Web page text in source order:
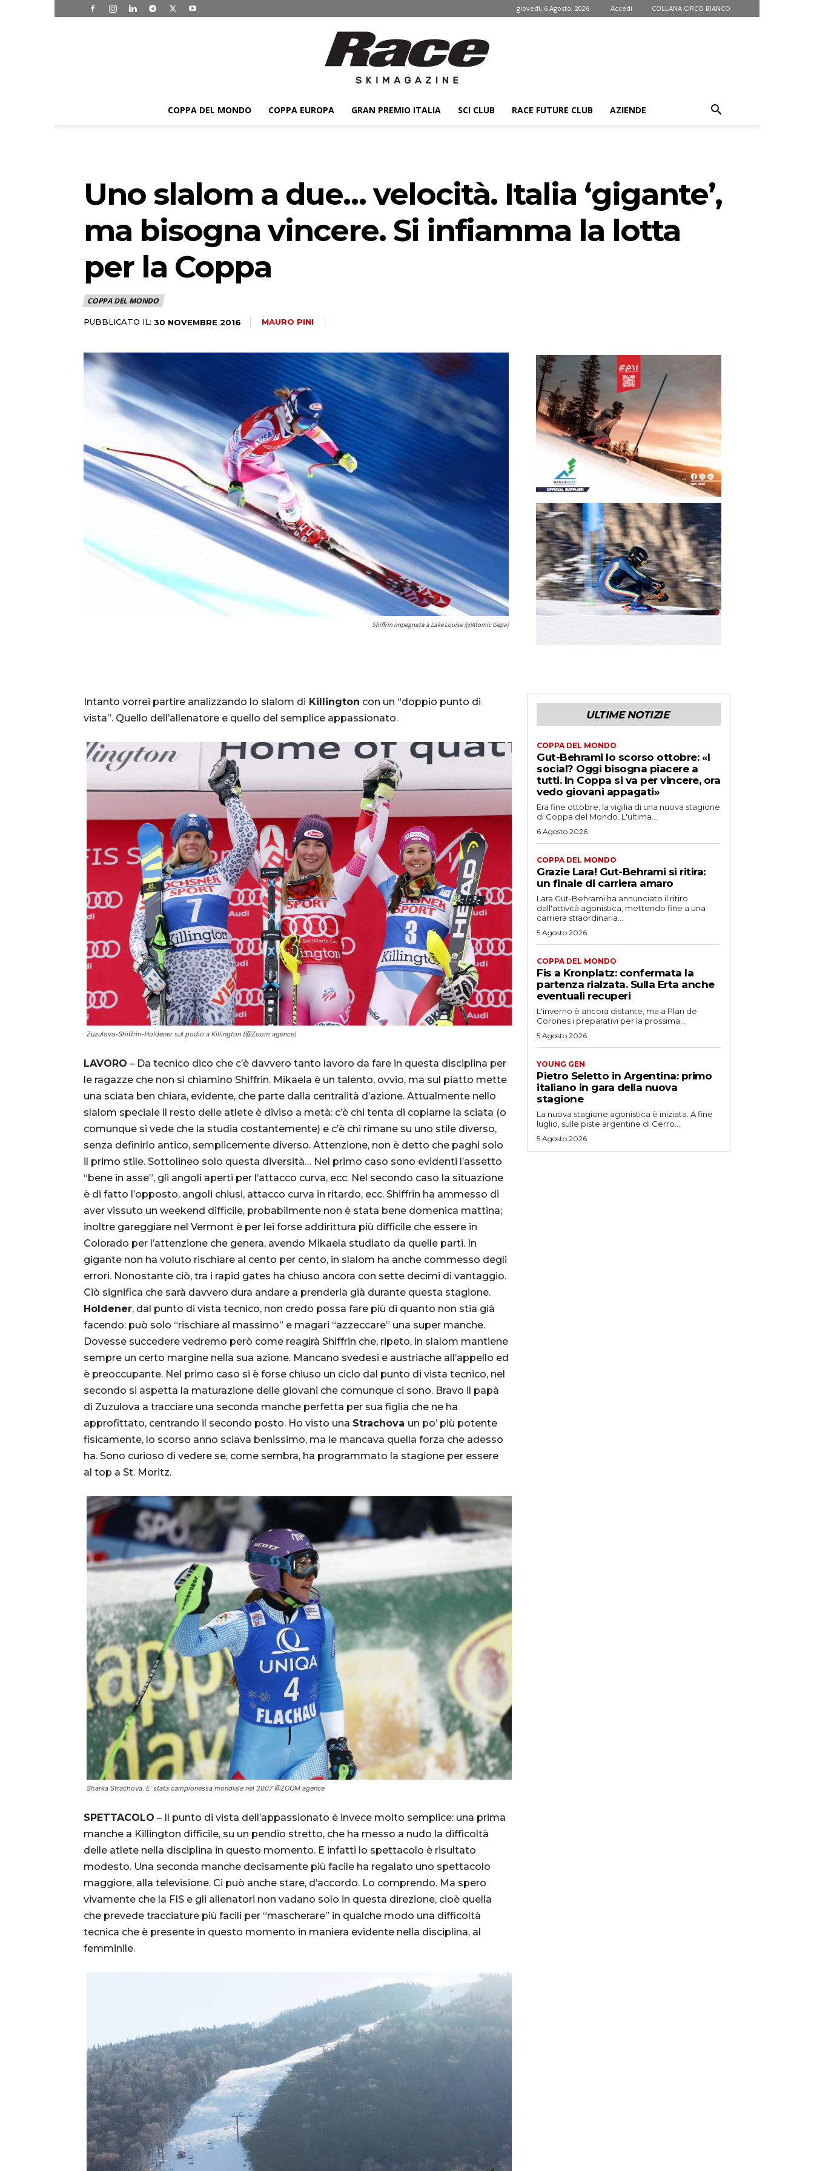
giovedì, 6 Agosto, 2026 Accedi COLLANA CIRCO BIANCO
COPPA DEL MONDO COPPA EUROPA GRAN PREMIO ITALIA SCI CLUB RACE FUTURE CLUB AZIENDE
Uno slalom a due… velocità. Italia ‘gigante’,
ma bisogna vincere. Si infiamma la lotta
per la Coppa
COPPA DEL MONDO
PUBBLICATO IL: 30 NOVEMBRE 2016 MAURO PINI
Shiffrin impegnata a Lake Louise (@Atomic Gepa)
Intanto vorrei partire analizzando lo slalom di Killington con un “doppio punto di
vista”. Quello dell’allenatore e quello del semplice appassionato.
Zuzulova-Shiffrin-Holdener sul podio a Killington (@Zoom agence)
LAVORO – Da tecnico dico che c’è davvero tanto lavoro da fare in questa disciplina per
le ragazze che non si chiamino Shiffrin. Mikaela è un talento, ovvio, ma sul piatto mette
una sciata ben chiara, evidente, che parte dalla centralità d’azione. Attualmente nello
slalom speciale il resto delle atlete è diviso a metà: c’è chi tenta di copiarne la sciata (o
comunque si vede che la studia costantemente) e c’è chi rimane su uno stile diverso,
senza definirlo antico, semplicemente diverso. Attenzione, non è detto che paghi solo
il primo stile. Sottolineo solo questa diversità… Nel primo caso sono evidenti l’assetto
“bene in asse”, gli angoli aperti per l’attacco curva, ecc. Nel secondo caso la situazione
è di fatto l’opposto, angoli chiusi, attacco curva in ritardo, ecc. Shiffrin ha ammesso di
aver vissuto un weekend difficile, probabilmente non è stata bene domenica mattina;
inoltre gareggiare nel Vermont è per lei forse addirittura più difficile che essere in
Colorado per l’attenzione che genera, avendo Mikaela studiato da quelle parti. In
gigante non ha voluto rischiare al cento per cento, in slalom ha anche commesso degli
errori. Nonostante ciò, tra i rapid gates ha chiuso ancora con sette decimi di vantaggio.
Ciò significa che sarà davvero dura andare a prenderla già durante questa stagione.
Holdener, dal punto di vista tecnico, non credo possa fare più di quanto non stia già
facendo: può solo “rischiare al massimo” e magari “azzeccare” una super manche.
Dovesse succedere vedremo però come reagirà Shiffrin che, ripeto, in slalom mantiene
sempre un certo margine nella sua azione. Mancano svedesi e austriache all’appello ed
è preoccupante. Nel primo caso si è forse chiuso un ciclo dal punto di vista tecnico, nel
secondo si aspetta la maturazione delle giovani che comunque ci sono. Bravo il papà
di Zuzulova a tracciare una seconda manche perfetta per sua figlia che ne ha
approfittato, centrando il secondo posto. Ho visto una Strachova un po’ più potente
fisicamente, lo scorso anno sciava benissimo, ma le mancava quella forza che adesso
ha. Sono curioso di vedere se, come sembra, ha programmato la stagione per essere
al top a St. Moritz.
Sharka Strachova. E’ stata campionessa mondiale nel 2007 @ZOOM agence
SPETTACOLO – Il punto di vista dell’appassionato è invece molto semplice: una prima
manche a Killington difficile, su un pendio stretto, che ha messo a nudo la difficoltà
delle atlete nella disciplina in questo momento. E infatti lo spettacolo è risultato
modesto. Una seconda manche decisamente più facile ha regalato uno spettacolo
maggiore, alla televisione. Ci può anche stare, d’accordo. Lo comprendo. Ma spero
vivamente che la FIS e gli allenatori non vadano solo in questa direzione, cioè quella
che prevede tracciature più facili per “mascherare” in qualche modo una difficoltà
tecnica che è presente in questo momento in maniera evidente nella disciplina, al
femminile.
ULTIME NOTIZIE
COPPA DEL MONDO
Gut-Behrami lo scorso ottobre: «I
social? Oggi bisogna piacere a
tutti. In Coppa si va per vincere, ora
vedo giovani appagati»
Era fine ottobre, la vigilia di una nuova stagione
di Coppa del Mondo. L'ultima...
6 Agosto 2026
COPPA DEL MONDO
Grazie Lara! Gut-Behrami si ritira:
un finale di carriera amaro
Lara Gut-Behrami ha annunciato il ritiro
dall'attività agonistica, mettendo fine a una
carriera straordinaria...
5 Agosto 2026
COPPA DEL MONDO
Fis a Kronplatz: confermata la
partenza rialzata. Sulla Erta anche
eventuali recuperi
L'inverno è ancora distante, ma a Plan de
Corones i preparativi per la prossima...
5 Agosto 2026
YOUNG GEN
Pietro Seletto in Argentina: primo
italiano in gara della nuova
stagione
La nuova stagione agonistica è iniziata. A fine
luglio, sulle piste argentine di Cerro...
5 Agosto 2026